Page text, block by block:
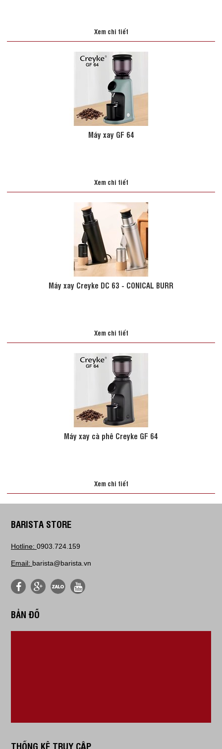
Xem chi tiết
Máy xay GF 64
Xem chi tiết
Máy xay Creyke DC 63 - CONICAL BURR
Xem chi tiết
Máy xay cà phê Creyke GF 64
Xem chi tiết
BARISTA STORE
Hotline: 0903.724.159
Email: barista@barista.vn
BẢN ĐỒ
THỐNG KÊ TRUY CẬP